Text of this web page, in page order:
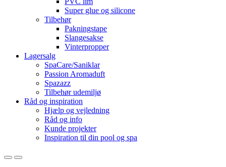
Super glue og silicone
Tilbehør
Pakningstape
Slangesakse
Vinterpropper
Lagersalg
SpaCare/Saniklar
Passion Aromaduft
Spazazz
Tilbehør udemiljø
Råd og inspiration
Hjælp og vejledning
Råd og info
Kunde projekter
Inspiration til din pool og spa
OpenClose